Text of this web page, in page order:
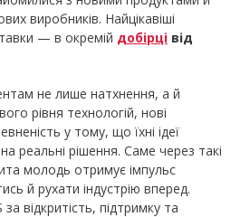
виробників. Найцікавіші
— в окремій добірці від
не лише натхнення, а й
рівня технологій, нові
у тому, що їхні ідеї
реальні рішення. Саме через такі
молодь отримує імпульс
й рухати індустрію вперед.
відкритість, підтримку та